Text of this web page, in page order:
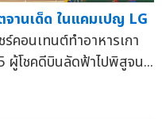
านเด็ด ในแคมเปญ LG
คอนเทนต์ทำอาหารเกา
ผู้โชคดีบินลัดฟ้าไปพิสูจน...